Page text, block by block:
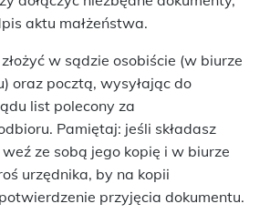
aktu małżeństwa.
w sądzie osobiście (w biurze
oraz pocztą, wysyłając do
list polecony za
Pamiętaj: jeśli składasz
ze sobą jego kopię i w biurze
urzędnika, by na kopii
przyjęcia dokumentu.